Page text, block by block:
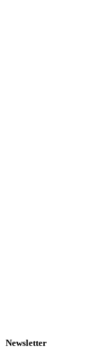
Newsletter